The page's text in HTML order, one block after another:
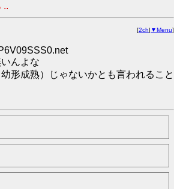
..
[2ch| ▼Menu]
んよな
形成熟）じゃないかとも言われること